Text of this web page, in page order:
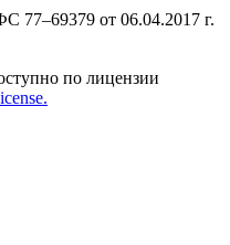
от 06.04.2017 г.
по лицензии